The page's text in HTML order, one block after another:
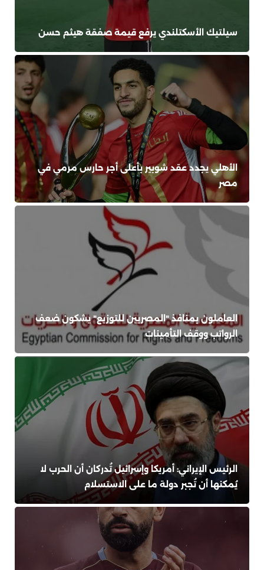
سيلتيك الأسكتلندي يرفع قيمة صفقة هيثم حسن
الأهلي يجدد عقد شوبير بأعلى أجر حارس مرمي في
مصر
العاملون بمنافذ "المصريين للتوزيع" يشكون ضعف
الرواتب ووقف التأمينات
الرئيس الإيراني: أمريكا وإسرائيل تُدركان أن الحرب لا
يُمكنها أن تُجبر دولة ما على الاستسلام